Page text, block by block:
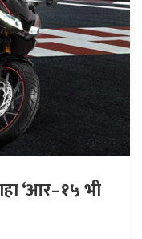
‘आर–१५ भी